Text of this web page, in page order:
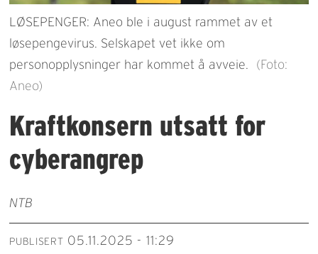
LØSEPENGER: Aneo ble i august rammet av et
løsepengevirus. Selskapet vet ikke om
personopplysninger har kommet å avveie.
(Foto:
Aneo)
Kraftkonsern utsatt for
cyberangrep
NTB
PUBLISERT 05.11.2025 - 11:29